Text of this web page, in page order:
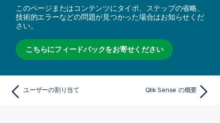
このページまたはコンテンツにタイポ、ステップの省略、
技術的エラーなどの問題が見つかった場合はお知らせくだ
さい。
こちらにフィードバックをお寄せください
ユーザーの割り当て Qlik Sense の概要